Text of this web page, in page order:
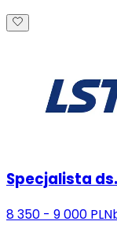
Specjalista
8 350 - 9 000 PLN